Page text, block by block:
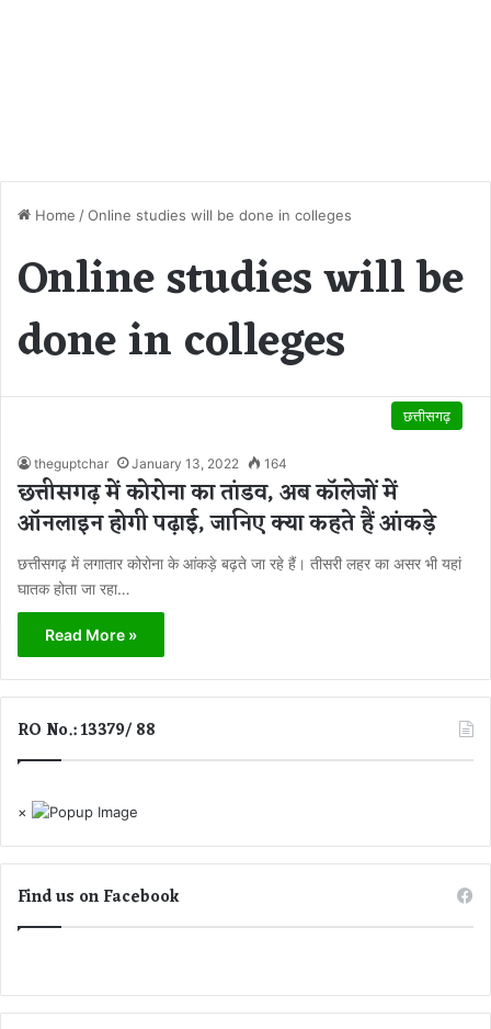
Home /Online studies will be done in colleges
Online studies will be
done in colleges
छत्तीसगढ़
theguptchar January 13, 2022 164
छत्तीसगढ़ में कोरोना का तांडव, अब कॉलेजों में
ऑनलाइन होगी पढ़ाई, जानिए क्या कहते हैं आंकड़े
छत्तीसगढ़ में लगातार कोरोना के आंकड़े बढ़ते जा रहे हैं। तीसरी लहर का असर भी यहां
घातक होता जा रहा…
Read More »
RO No.: 13379/ 88
×
Find us on Facebook